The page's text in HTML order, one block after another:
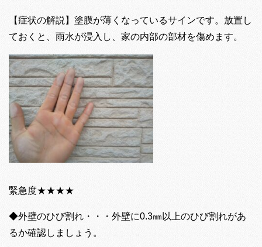
【症状の解説】塗膜が薄くなっているサインです。放置し
ておくと、雨水が浸入し、家の内部の部材を傷めます。
緊急度★★★★
◆外壁のひび割れ・・・外壁に0.3㎜以上のひび割れがあ
るか確認しましょう。